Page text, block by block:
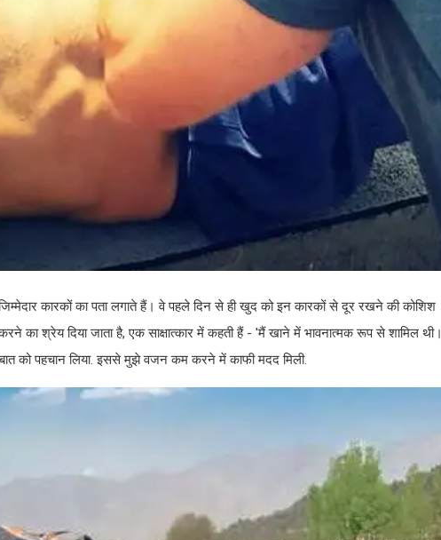
कारकों का पता लगाते हैं। वे पहले दिन से ही खुद को इन कारकों से दूर रखने की कोशिश
श्रेय दिया जाता है, एक साक्षात्कार में कहती हैं - 'मैं खाने में भावनात्मक रूप से शामिल थी।
को पहचान लिया. इससे मुझे वजन कम करने में काफी मदद मिली.